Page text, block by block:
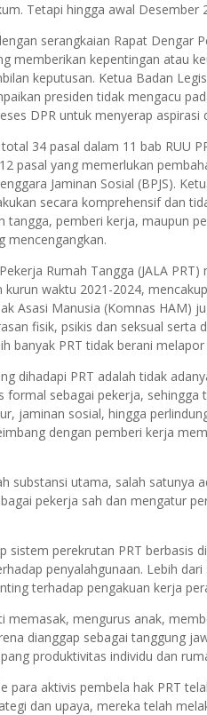
Tetapi hingga awal
serangkaian Rapat Dengar
memberikan kepentingan atau
keputusan. Ketua Badan
presiden tidak mengacu
DPR untuk menyerap aspirasi
34 pasal dalam 11 bab RUU
pasal yang memerlukan
Jaminan Sosial (BPJS).
secara komprehensif dan
tangga, pemberi kerja, maupun
mencengangkan.
Rumah Tangga (JALA
kurun waktu 2021-2024,
Asasi Manusia (Komnas HAM)
fisik, psikis dan seksual
banyak PRT tidak berani
dihadapi PRT adalah tidak
formal sebagai pekerja,
jaminan sosial, hingga
dengan pemberi kerja
substansi utama, salah satunya
pekerja sah dan mengatur
sistem perekrutan PRT berbasis
penyalahgunaan. Lebih
terhadap pengakuan kerja
memasak, mengurus anak,
dianggap sebagai tanggung
produktivitas individu dan
para aktivis pembela hak PRT
dan upaya, mereka telah